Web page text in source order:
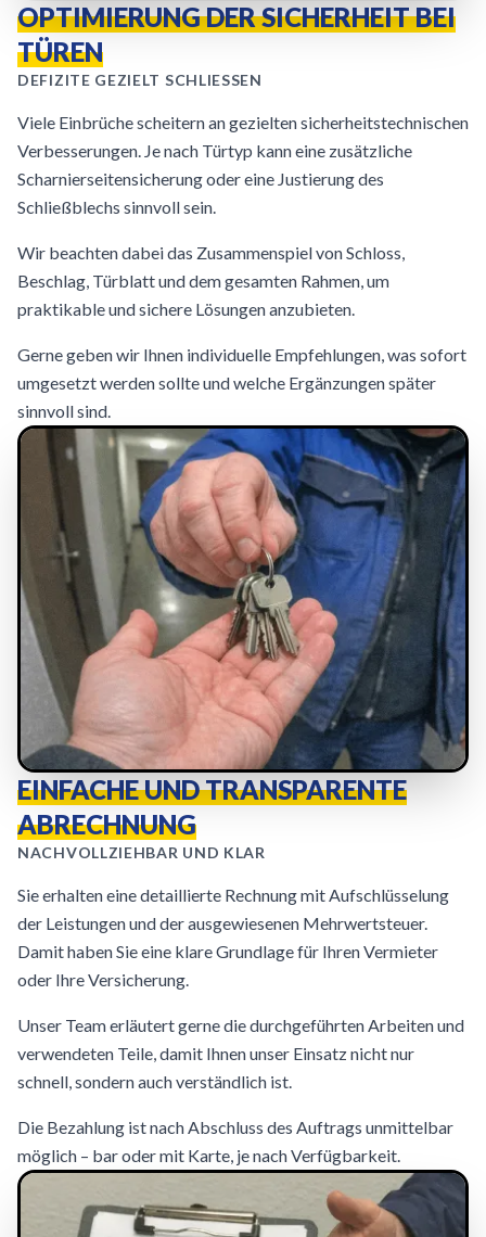
OPTIMIERUNG DER SICHERHEIT BEI
TÜREN
DEFIZITE GEZIELT SCHLIESSEN
Viele Einbrüche scheitern an gezielten sicherheitstechnischen
Verbesserungen. Je nach Türtyp kann eine zusätzliche
Scharnierseitensicherung oder eine Justierung des
Schließblechs sinnvoll sein.
Wir beachten dabei das Zusammenspiel von Schloss,
Beschlag, Türblatt und dem gesamten Rahmen, um
praktikable und sichere Lösungen anzubieten.
Gerne geben wir Ihnen individuelle Empfehlungen, was sofort
umgesetzt werden sollte und welche Ergänzungen später
sinnvoll sind.
EINFACHE UND TRANSPARENTE
ABRECHNUNG
NACHVOLLZIEHBAR UND KLAR
Sie erhalten eine detaillierte Rechnung mit Aufschlüsselung
der Leistungen und der ausgewiesenen Mehrwertsteuer.
Damit haben Sie eine klare Grundlage für Ihren Vermieter
oder Ihre Versicherung.
Unser Team erläutert gerne die durchgeführten Arbeiten und
verwendeten Teile, damit Ihnen unser Einsatz nicht nur
schnell, sondern auch verständlich ist.
Die Bezahlung ist nach Abschluss des Auftrags unmittelbar
möglich – bar oder mit Karte, je nach Verfügbarkeit.